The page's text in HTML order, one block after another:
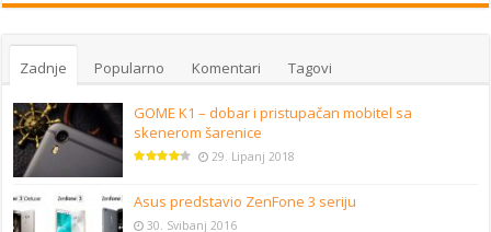
Zadnje Popularno Komentari Tagovi
GOME K1 – dobar i pristupačan mobitel sa
skenerom šarenice
29. Lipanj 2018
Asus predstavio ZenFone 3 seriju
30. Svibanj 2016